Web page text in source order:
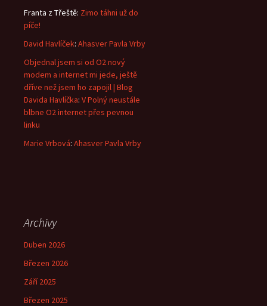
Franta z Třeště: Zimo táhni už do
píče!
David Havlíček: Ahasver Pavla Vrby
Objednal jsem si od O2 nový
modem a internet mi jede, ještě
dříve než jsem ho zapojil | Blog
Davida Havlíčka: V Polný neustále
blbne O2 internet přes pevnou
linku
Marie Vrbová: Ahasver Pavla Vrby
Archivy
Duben 2026
Březen 2026
Září 2025
Březen 2025